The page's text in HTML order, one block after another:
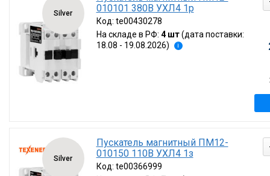
Silver
010101 380В УХЛ4 1р
Код: te00430278
На складе в РФ: 4 шт (дата поставки:
18.08 - 19.08.2026)
i
Silver
Пускатель магнитный ПМ12-
010150 110В УХЛ4 1з
Код: te00366999